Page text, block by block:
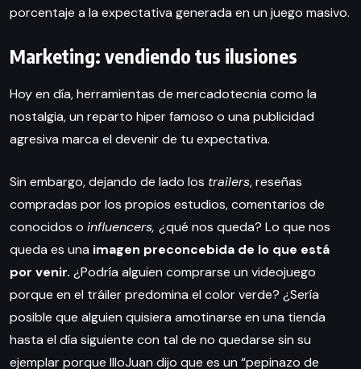
porcentaje a la expectativa generada en un juego masivo.
Marketing: vendiendo tus ilusiones
Hoy en día, herramientas de mercadotecnia como la
nostalgia, un reparto hiper famoso o una publicidad
agresiva marca el devenir de tu expectativa.
Sin embargo, dejando de lado los trailers, reseñas
compradas por los propios estudios, comentarios de
conocidos o influencers, ¿qué nos queda? Lo que nos
queda es una imagen preconcebida de lo que está
por venir. ¿Podría alguien comprarse un videojuego
porque en el tráiler predomina el color verde? ¿Sería
posible que alguien quisiera amotinarse en una tienda
hasta el día siguiente con tal de no quedarse sin su
ejemplar porque IlloJuan dijo que es un “pepinazo de